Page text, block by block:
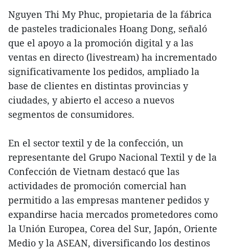
Nguyen Thi My Phuc, propietaria de la fábrica
de pasteles tradicionales Hoang Dong, señaló
que el apoyo a la promoción digital y a las
ventas en directo (livestream) ha incrementado
significativamente los pedidos, ampliado la
base de clientes en distintas provincias y
ciudades, y abierto el acceso a nuevos
segmentos de consumidores.
En el sector textil y de la confección, un
representante del Grupo Nacional Textil y de la
Confección de Vietnam destacó que las
actividades de promoción comercial han
permitido a las empresas mantener pedidos y
expandirse hacia mercados prometedores como
la Unión Europea, Corea del Sur, Japón, Oriente
Medio y la ASEAN, diversificando los destinos